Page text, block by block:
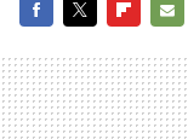
MAIL